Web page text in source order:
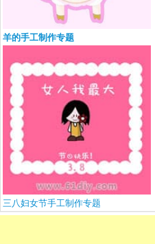
羊的手工制作专题
三八妇女节手工制作专题